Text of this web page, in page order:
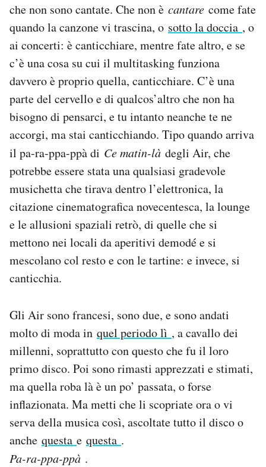
che non sono cantate. Che non è cantare come fate
quando la canzone vi trascina, o sotto la doccia , o
ai concerti: è canticchiare, mentre fate altro, e se
c’è una cosa su cui il multitasking funziona
davvero è proprio quella, canticchiare. C’è una
parte del cervello e di qualcos’altro che non ha
bisogno di pensarci, e tu intanto neanche te ne
accorgi, ma stai canticchiando. Tipo quando arriva
il pa-ra-ppa-ppà di Ce matin-là degli Air, che
potrebbe essere stata una qualsiasi gradevole
musichetta che tirava dentro l’elettronica, la
citazione cinematografica novecentesca, la lounge
e le allusioni spaziali retrò, di quelle che si
mettono nei locali da aperitivi demodé e si
mescolano col resto e con le tartine: e invece, si
canticchia.
Gli Air sono francesi, sono due, e sono andati
molto di moda in quel periodo lì , a cavallo dei
millenni, soprattutto con questo che fu il loro
primo disco. Poi sono rimasti apprezzati e stimati,
ma quella roba là è un po’ passata, o forse
inflazionata. Ma metti che li scopriate ora o vi
serva della musica così, ascoltate tutto il disco o
anche questa e questa .
Pa-ra-ppa-ppà .